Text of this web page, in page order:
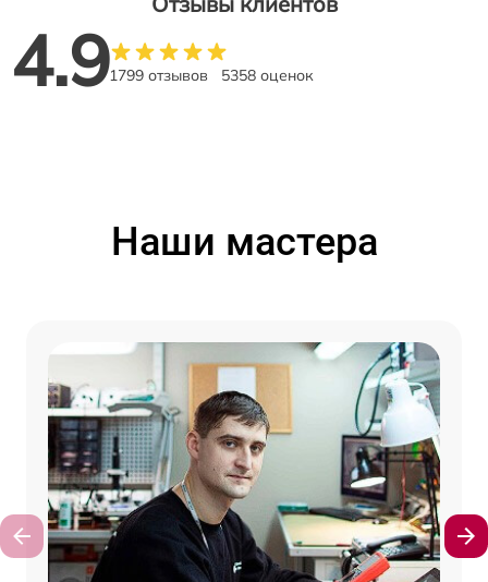
4.91799 отзывов 5358 оценок
Наши мастера